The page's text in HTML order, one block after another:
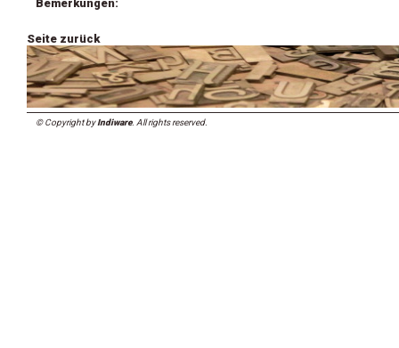
Bemerkungen:
Seite zurück
© Copyright byIndiware. All rights reserved.